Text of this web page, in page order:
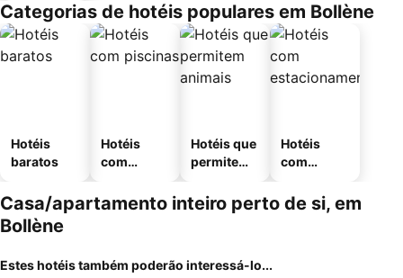
Categorias de hotéis populares em Bollène
Hotéis
baratos
Hotéis
com
Hotéis que
permitem
Hotéis
com
mento
Casa/apartamento inteiro perto de si, em
Bollène
Estes hotéis também poderão interessá-lo...